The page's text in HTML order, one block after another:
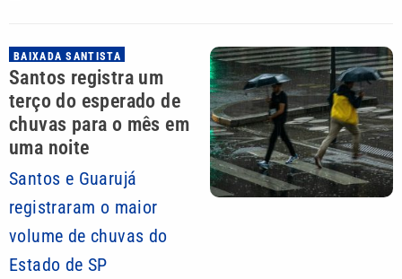
BAIXADA SANTISTA
Santos registra um
terço do esperado de
chuvas para o mês em
uma noite
Santos e Guarujá
registraram o maior
volume de chuvas do
Estado de SP